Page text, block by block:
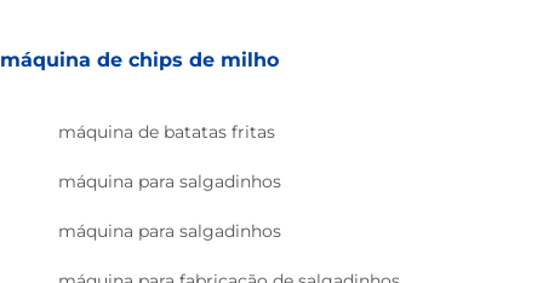
máquina de chips de milho
máquina de batatas fritas
máquina para salgadinhos
máquina para salgadinhos